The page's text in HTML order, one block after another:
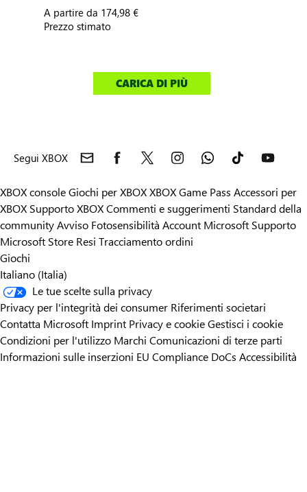
A partire da 174,98 €
Prezzo stimato
CARICA DI PIÙ
Segui XBOX
XBOX consoleGiochi per XBOXXBOX Game Pass Accessori per
XBOX Supporto XBOXCommenti e suggerimenti Standard della
communityAvviso Fotosensibilità Account Microsoft Supporto
Microsoft Store Resi Tracciamento ordini
Giochi
Italiano (Italia)
Le tue scelte sulla privacy
Privacy per l'integrità dei consumer Riferimenti societari
Contatta Microsoft Imprint Privacy e cookieGestisci i cookie
Condizioni per l'utilizzo Marchi Comunicazioni di terze parti
Informazioni sulle inserzioni EU Compliance DoCs Accessibilità